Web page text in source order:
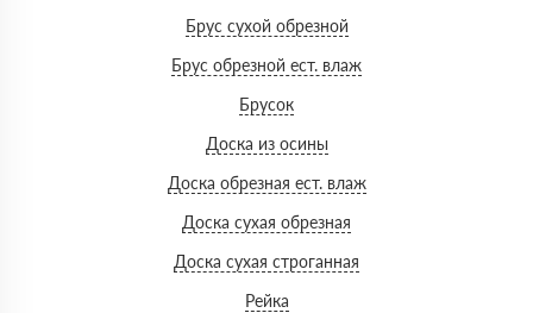
Брус сухой обрезной
Брус обрезной ест. влаж
Брусок
Доска из осины
Доска обрезная ест. влаж
Доска сухая обрезная
Доска сухая строганная
Рейка